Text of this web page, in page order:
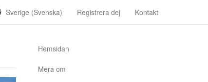
Sverige (Svenska) Registrera dej Kontakt
Hemsidan
Mera om